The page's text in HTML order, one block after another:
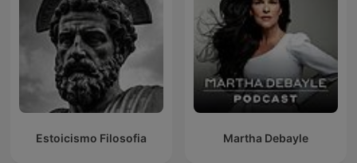
Martha Debayle
Estoicismo Filosofia